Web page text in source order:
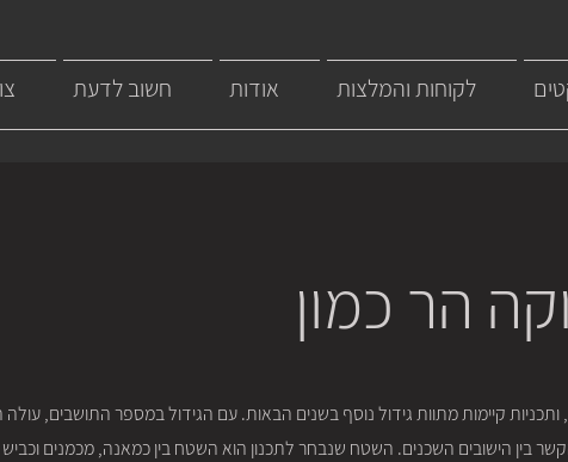
חשוב לדעת אודות לקוחות והמלצות
הר כמון
ותכניות קיימות מתוות גידול נוסף בשנים הבאות. עם הגידול במספר התושבים,
בין הישובים השכנים. השטח שנבחר לתכנון הוא השטח בין כמאנה, מכמנים